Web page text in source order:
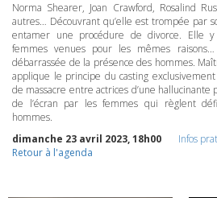
Norma Shearer, Joan Crawford, Rosalind
autres… Découvrant qu’elle est trompée par
entamer une procédure de divorce. Elle y
femmes venues pour les mêmes
débarrassée de la présence des hommes.
applique le principe du casting
de massacre entre actrices d’une
de l’écran par les femmes qui règlent
hommes.
dimanche 23 avril 2023, 18h00
Infos
Retour à l'agenda